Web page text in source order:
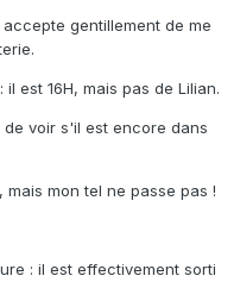
gentillement de me
est 16H, mais pas de Lilian.
voir s'il est encore dans
mon tel ne passe pas !
: il est effectivement sorti